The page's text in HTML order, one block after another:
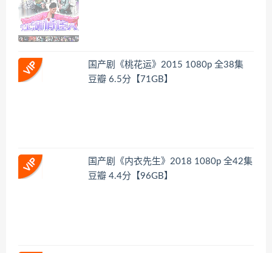
国产剧《桃花运》2015 1080p 全38集
豆瓣 6.5分【71GB】
国产剧《内衣先生》2018 1080p 全42集
豆瓣 4.4分【96GB】